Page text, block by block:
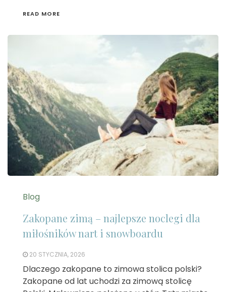
READ MORE
Blog
Zakopane zimą – najlepsze noclegi dla
miłośników nart i snowboardu
20 STYCZNIA, 2026
Dlaczego zakopane to zimowa stolica polski?
Zakopane od lat uchodzi za zimową stolicę